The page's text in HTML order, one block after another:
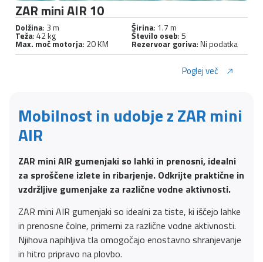
ZAR mini AIR 10
Dolžina: 3 m Širina: 1.7 m
Teža: 42 kg Število oseb: 5
Max. moč motorja: 20 KM Rezervoar goriva: Ni podatka
Poglej več
Mobilnost in udobje z ZAR mini
AIR
ZAR mini AIR gumenjaki so lahki in prenosni, idealni
za sproščene izlete in ribarjenje. Odkrijte praktične in
vzdržljive gumenjake za različne vodne aktivnosti.
ZAR mini AIR gumenjaki so idealni za tiste, ki iščejo lahke
in prenosne čolne, primerni za različne vodne aktivnosti.
Njihova napihljiva tla omogočajo enostavno shranjevanje
in hitro pripravo na plovbo.